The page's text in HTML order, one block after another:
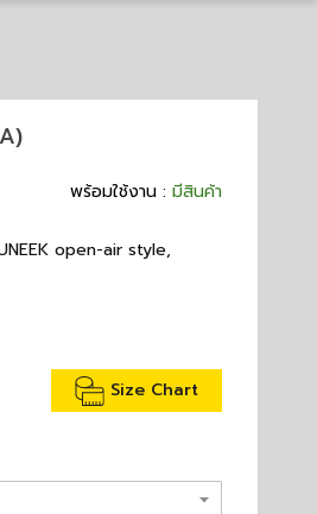
พร้อมใช้งาน : มีสินค้า
open-air style,
Size Chart